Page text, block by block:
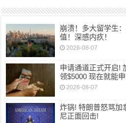
崩溃！多大留学生
值！深感内疚！
2026-08-07
申请通道正式开启!
领$5000 现在就能
2026-08-07
炸锅! 特朗普怒骂加
尼正面回击!